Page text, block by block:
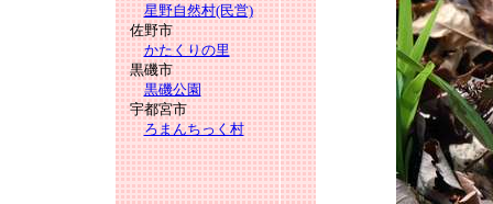
星野自然村(民営)
佐野市
かたくりの里
黒磯市
黒磯公園
宇都宮市
ろまんちっく村